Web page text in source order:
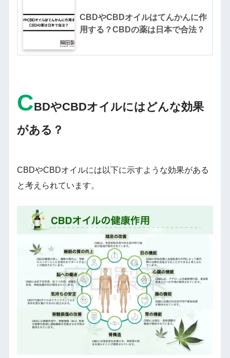
CBDやCBDオイルはてんかんに作
用する？CBDの薬は日本で合法？
CBDやCBDオイルにはどんな効果
がある？
CBDやCBDオイルには以下に示すような効果がある
と考えられています。